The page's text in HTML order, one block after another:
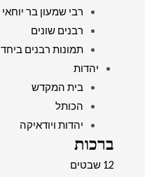
רבי שמעון בר יוחאי
רבנים שונים
תמונות רבנים ביחד
יהדות
בית המקדש
הכותל
יהדות ויודאיקה
ברכות
12 שבטים